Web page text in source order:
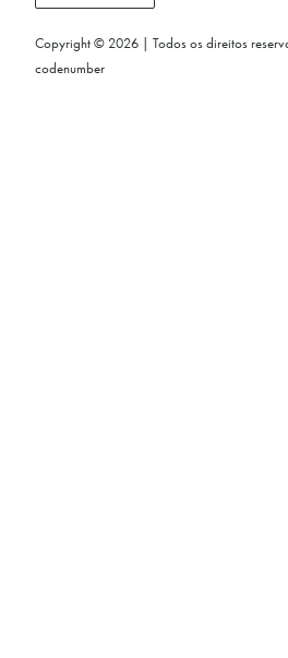
Copyright © 2026 | Todos os direitos
codenumber